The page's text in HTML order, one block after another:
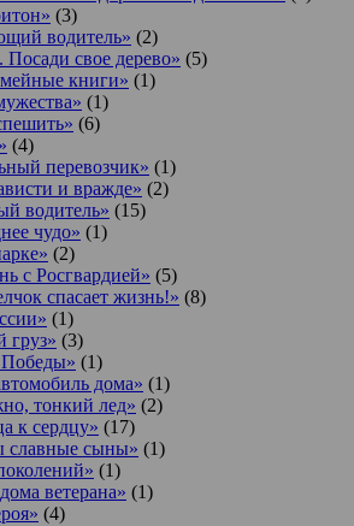
(3)
водитель» (2)
свое дерево» (5)
книги» (1)
(1)
(6)
(4)
перевозчик» (1)
и вражде» (2)
водитель» (15)
чудо» (1)
(2)
с Росгвардией» (5)
спасает жизнь!» (8)
(1)
груз» (3)
(1)
дома» (1)
тонкий лед» (2)
к сердцу» (17)
славные сыны» (1)
(1)
ветерана» (1)
(4)